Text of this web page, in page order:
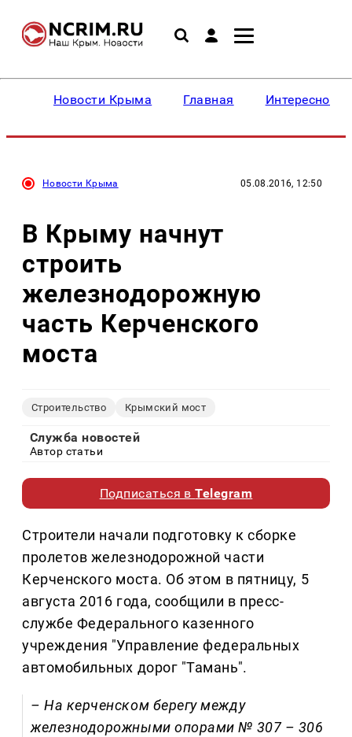
Новости Крыма Главная Интересное
Новости Крыма 05.08.2016, 12:50
В Крыму начнут
строить
железнодорожную
часть Керченского
моста
Строительство Крымский мост
Служба новостей
Автор статьи
Подписаться вTelegram
Строители начали подготовку к сборке
пролетов железнодорожной части
Керченского моста. Об этом в пятницу, 5
августа 2016 года, сообщили в пресс-
службе Федерального казенного
учреждения "Управление федеральных
автомобильных дорог "Тамань".
– На керченском берегу между
железнодорожными опорами № 307 – 306